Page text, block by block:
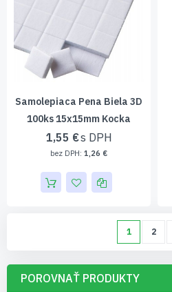
Samolepiaca Pena Biela 3D
100ks 15x15mm Kocka
1,55 €
1,26 €
1 Page
2
POROVNAŤ PRODUKTY